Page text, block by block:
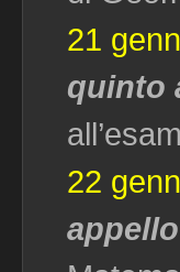
21
quinto
22
appello